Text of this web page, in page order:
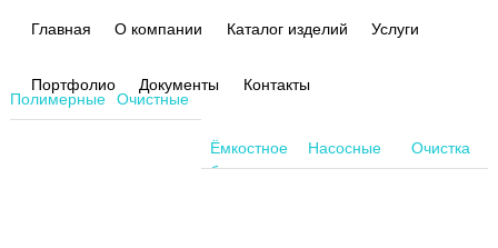
Главная О компании Каталог изделий Услуги
Портфолио Документы
Контакты
Полимерные
колодцы
Очистные
сооружения
Ёмкостное
оборудование
Насосные
станции
Очистка
воздуха